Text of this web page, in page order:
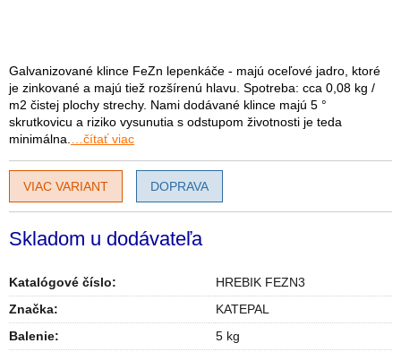
Skladom u dodávateľa
Galvanizované klince FeZn lepenkáče - majú oceľové jadro, ktoré
je zinkované a majú tiež rozšírenú hlavu. Spotreba: cca 0,08 kg /
m2 čistej plochy strechy. Nami dodávané klince majú 5 °
skrutkovicu a riziko vysunutia s odstupom životnosti je teda
minimálna.
…čítať viac
Katalógové číslo:
HREBIK FEZN3
Značka:
KATEPAL
Balenie:
5 kg
VIAC VARIANT DOPRAVA